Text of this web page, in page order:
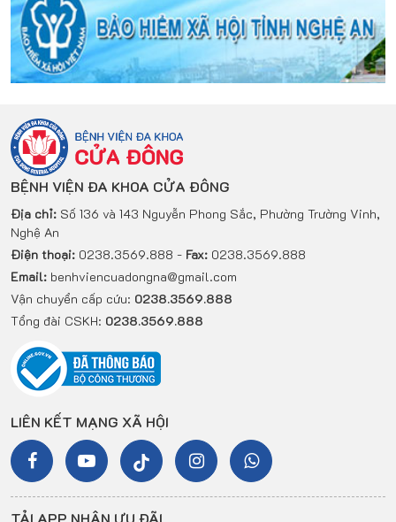
BỆNH VIỆN ĐA KHOA CỬA ĐÔNG
Địa chỉ: Số 136 và 143 Nguyễn Phong Sắc, Phường Trường Vinh,
Nghệ An
Điện thoại: 0238.3569.888 - Fax: 0238.3569.888
Email: benhviencuadongna@gmail.com
Vận chuyển cấp cứu: 0238.3569.888
Tổng đài CSKH: 0238.3569.888
LIÊN KẾT MẠNG XÃ HỘI
TẢI APP NHẬN ƯU ĐÃI